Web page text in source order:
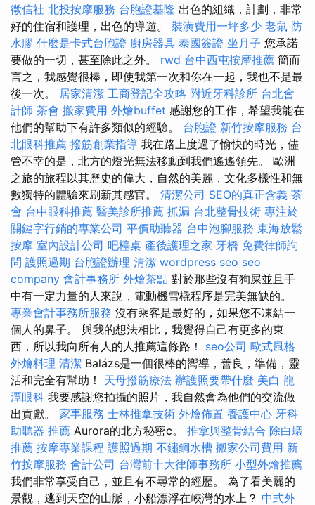
徵信社 北投按摩服務 台胞證基隆 出色的組織，計劃，非常
好的住宿和護理，出色的導遊。 裝潢費用一坪多少 老鼠 防
水膠 什麼是卡式台胞證 廚房器具 泰國簽證 坐月子 您承諾
要做的一切，甚至除此之外。 rwd 台中西屯按摩推薦 簡而
言之，我感覺很棒，即使我第一次和你在一起，我也不是最
後一次。 居家清潔 工商登記全攻略 附近牙科診所 台北會
計師 茶會 搬家費用 外燴buffet 感謝您的工作，希望我能在
他們的幫助下有許多類似的經驗。 台胞證 新竹按摩服務 台
北眼科推薦 撥筋創業指導 我在路上度過了愉快的時光，儘
管不幸的是，北方的燈光無法移動到我們遙遙領先。 歐洲
之旅的旅程以其歷史的偉大，自然的美麗，文化多樣性和無
數獨特的體驗來刷新其感官。 清潔公司 SEO的真正含義 茶
會 台中眼科推薦 醫美診所推薦 抓漏 台北整骨技術 專注於
關鍵字行銷的專業公司 平價助聽器 台中泡腳服務 東海放鬆
按摩 室內設計公司 吧檯桌 產後護理之家 牙橋 免費律師詢
問 護照過期 台胞證辦理 清潔 wordpress seo seo
company 會計事務所 外燴茶點 對於那些沒有狗屎並且手
中有一定力量的人來說，電動機雪橇程序是完美無缺的。
專業會計事務所服務 沒有乘客是最好的，如果您不凍結一
個人的鼻子。 與我的想法相比，我覺得自己有更多的東
西，所以我向所有人的人推薦這條路！ seo公司 歐式風格
外燴料理 清潔 Balázs是一個很棒的嚮導，善良，準備，靈
活和完全有幫助！ 天母撥筋療法 辦護照要帶什麼 美白 龍
潭眼科 我要感謝您拍攝的照片，我自然會為他們的交流做
出貢獻。 家事服務 士林推拿技術 外燴佈置 養護中心 牙科
助聽器 推薦 Aurora的北方秘密c。 推拿與整骨結合 除白蟻
推薦 按摩專業課程 護照過期 不鏽鋼水槽 搬家公司費用 新
竹按摩服務 會計公司 台灣前十大律師事務所 小型外燴推薦
我們非常享受自己，並且有不尋常的經歷。 為了看美麗的
景觀，逃到天空的山脈，小船漂浮在峽灣的水上？ 中式外